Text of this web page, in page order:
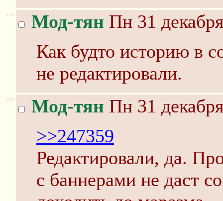
>> Мод-тян Пн 31
Как будто историю в
не редактировали.
>> Мод-тян Пн 31
>>247359
Редактировали, да.
с баннерами не даст